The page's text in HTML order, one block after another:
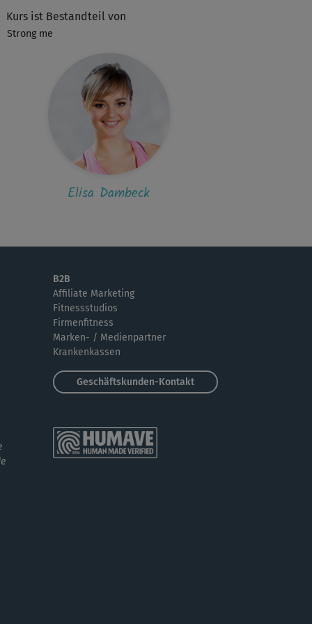
Kurs ist Bestandteil von
Strong me
Elisa Dambeck
B2B
Affiliate Marketing
Fitnessstudios
Firmenfitness
Marken- / Medienpartner
Krankenkassen
Geschäftskunden-Kontakt